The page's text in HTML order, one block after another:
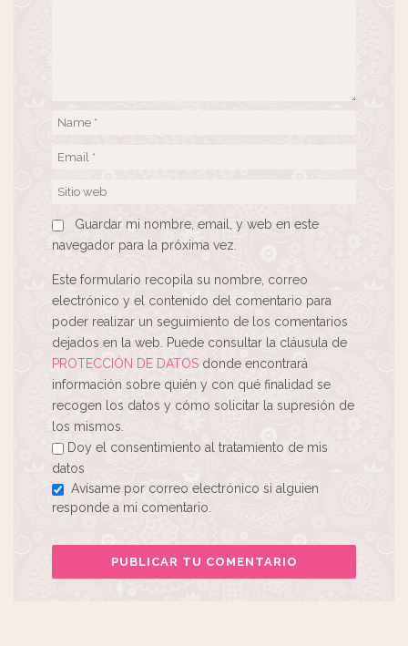
Guardar mi nombre, email, y web en este
navegador para la próxima vez.
Este formulario recopila su nombre, correo
electrónico y el contenido del comentario para
poder realizar un seguimiento de los comentarios
dejados en la web. Puede consultar la cláusula de
PROTECCIÓN DE DATOS donde encontrará
información sobre quién y con qué finalidad se
recogen los datos y cómo solicitar la supresión de
los mismos.
Doy el consentimiento al tratamiento de mis
datos
Avísame por correo electrónico si alguien
responde a mi comentario.